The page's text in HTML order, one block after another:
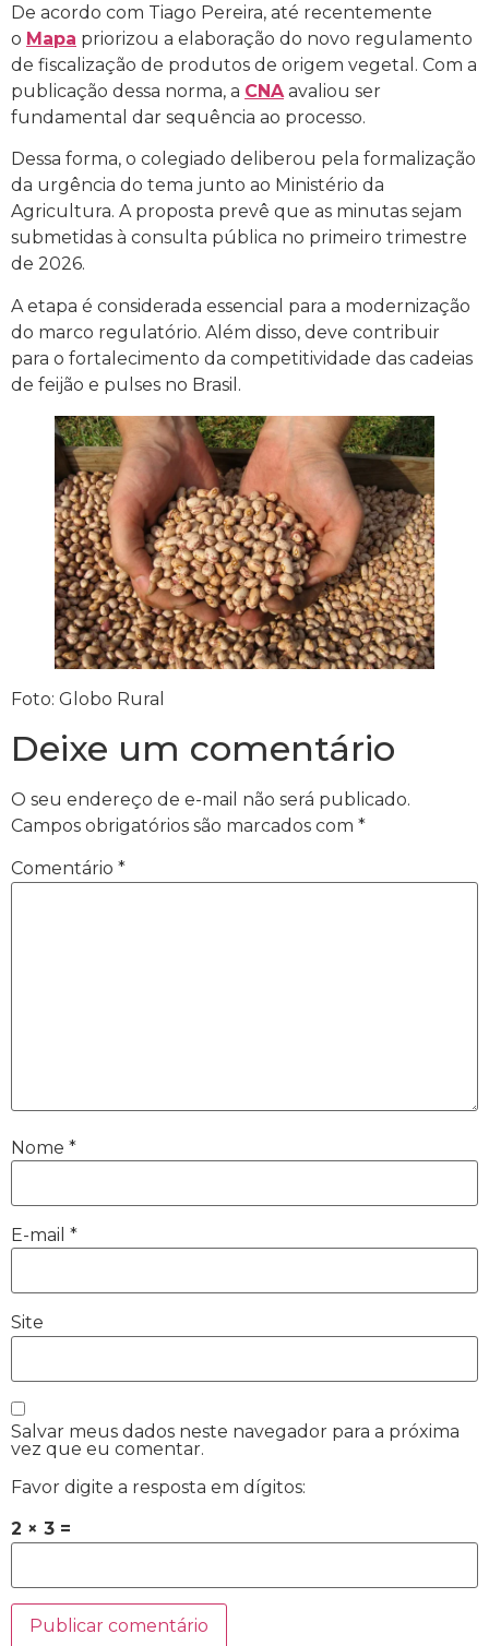
De acordo com Tiago Pereira, até recentemente
o Mapa priorizou a elaboração do novo regulamento
de fiscalização de produtos de origem vegetal. Com a
publicação dessa norma, a CNAavaliou ser
fundamental dar sequência ao processo.
Dessa forma, o colegiado deliberou pela formalização
da urgência do tema junto ao Ministério da
Agricultura. A proposta prevê que as minutas sejam
submetidas à consulta pública no primeiro trimestre
de 2026.
A etapa é considerada essencial para a modernização
do marco regulatório. Além disso, deve contribuir
para o fortalecimento da competitividade das cadeias
de feijão e pulses no Brasil.
Foto: Globo Rural
Deixe um comentário
O seu endereço de e-mail não será publicado.
Campos obrigatórios são marcados com *
Comentário *
Nome *
E-mail *
Site
Salvar meus dados neste navegador para a próxima
vez que eu comentar.
Favor digite a resposta em dígitos:
2 × 3 =